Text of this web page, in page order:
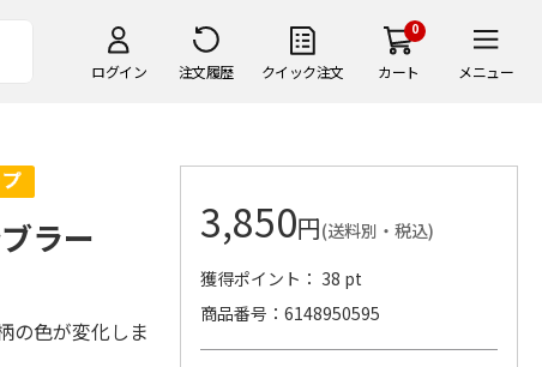
ログイン 注文履歴 クイック注文
0
カート メニュー
ラー
の色が変化しま
3,850円(送料別・税込)
獲得ポイント： 38 pt
商品番号
6148950595